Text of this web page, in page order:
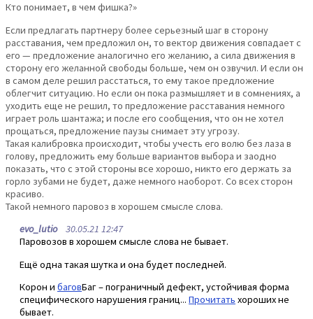
Кто понимает, в чем фишка?»
Если предлагать партнеру более серьезный шаг в сторону
расставания, чем предложил он, то вектор движения совпадает с
его — предложение аналогично его желанию, а сила движения в
сторону его желанной свободы больше, чем он озвучил. И если он
в самом деле решил расстаться, то ему такое предложение
облегчит ситуацию. Но если он пока размышляет и в сомнениях, а
уходить еще не решил, то предложение расставания немного
играет роль шантажа; и после его сообщения, что он не хотел
прощаться, предложение паузы снимает эту угрозу.
Такая калибровка происходит, чтобы учесть его волю без лаза в
голову, предложить ему больше вариантов выбора и заодно
показать, что с этой стороны все хорошо, никто его держать за
горло зубами не будет, даже немного наоборот. Со всех сторон
красиво.
Такой немного паровоз в хорошем смысле слова.
evo_lutio30.05.21 12:47
Паровозов в хорошем смысле слова не бывает.
Ещё одна такая шутка и она будет последней.
Корон и баговБаг – пограничный дефект, устойчивая форма
специфического нарушения границ... Прочитать хороших не
бывает.